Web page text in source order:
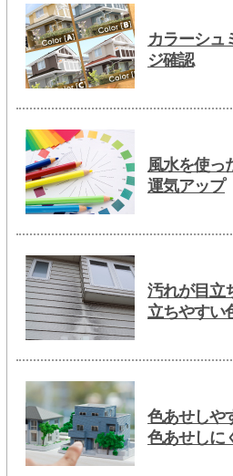
カラーシュ
ジ確認
風水を使っ
運気アップ
汚れが目立
立ちやすい
色あせしや
色あせしに